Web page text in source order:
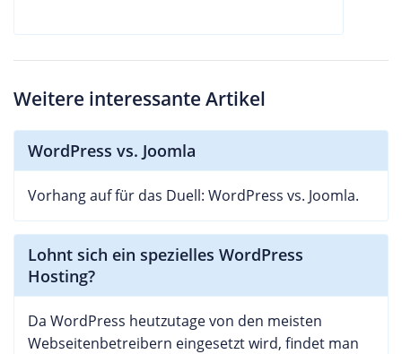
Weitere interessante Artikel
WordPress vs. Joomla
Vorhang auf für das Duell: WordPress vs. Joomla.
Lohnt sich ein spezielles WordPress
Hosting?
Da WordPress heutzutage von den meisten
Webseitenbetreibern eingesetzt wird, findet man